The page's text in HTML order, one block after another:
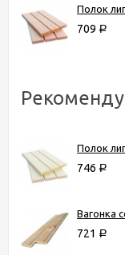
Полок
709 Р
Полок
746 Р
Вагонка
721 Р